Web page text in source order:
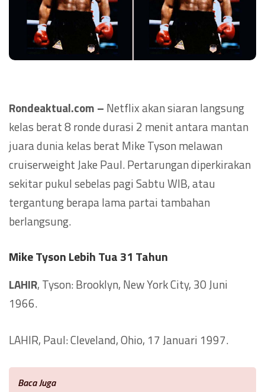
Rondeaktual.com – Netflix akan siaran langsung
kelas berat 8 ronde durasi 2 menit antara mantan
juara dunia kelas berat Mike Tyson melawan
cruiserweight Jake Paul. Pertarungan diperkirakan
sekitar pukul sebelas pagi Sabtu WIB, atau
tergantung berapa lama partai tambahan
berlangsung.
Mike Tyson Lebih Tua 31 Tahun
LAHIR, Tyson: Brooklyn, New York City, 30 Juni
1966.
LAHIR, Paul: Cleveland, Ohio, 17 Januari 1997.
Baca Juga